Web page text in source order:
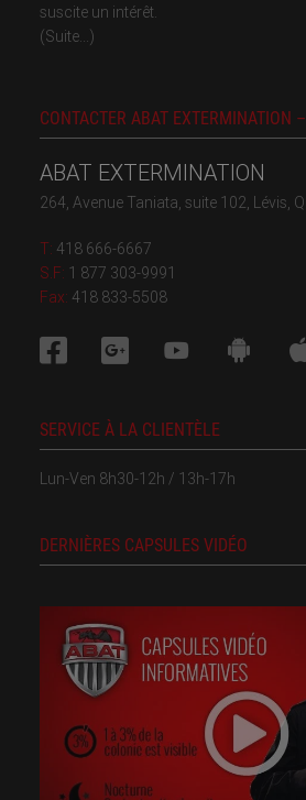
suscite un intérêt.
(Suite...)
CONTACTER ABAT EXTERMINATION
ABAT EXTERMINATION
264, Avenue Taniata, suite 102, Lévis,
T: 418 666-6667
S.F: 1 877 303-9991
Fax: 418 833-5508
SERVICE À LA CLIENTÈLE
Lun-Ven 8h30-12h / 13h-17h
DERNIÈRES CAPSULES VIDÉO